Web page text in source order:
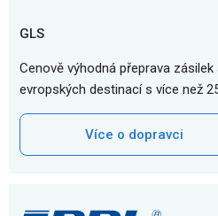
GLS
Cenově výhodná přeprava
evropských destinací s více než
Více o dopravci